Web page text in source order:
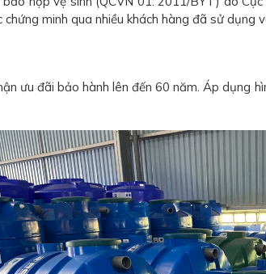
minh qua nhiều khách hàng đã sử dụng
ưu đãi bảo hành lên đến 60 năm. Áp